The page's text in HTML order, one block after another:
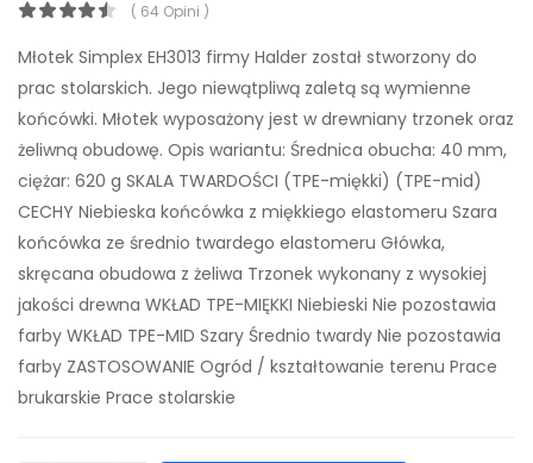
( 64 Opini )
Młotek Simplex EH3013 firmy Halder został stworzony do
prac stolarskich. Jego niewątpliwą zaletą są wymienne
końcówki. Młotek wyposażony jest w drewniany trzonek oraz
żeliwną obudowę. Opis wariantu: Średnica obucha: 40 mm,
ciężar: 620 g SKALA TWARDOŚCI (TPE-miękki) (TPE-mid)
CECHY Niebieska końcówka z miękkiego elastomeru Szara
końcówka ze średnio twardego elastomeru Główka,
skręcana obudowa z żeliwa Trzonek wykonany z wysokiej
jakości drewna WKŁAD TPE-MIĘKKI Niebieski Nie pozostawia
farby WKŁAD TPE-MID Szary Średnio twardy Nie pozostawia
farby ZASTOSOWANIE Ogród / kształtowanie terenu Prace
brukarskie Prace stolarskie